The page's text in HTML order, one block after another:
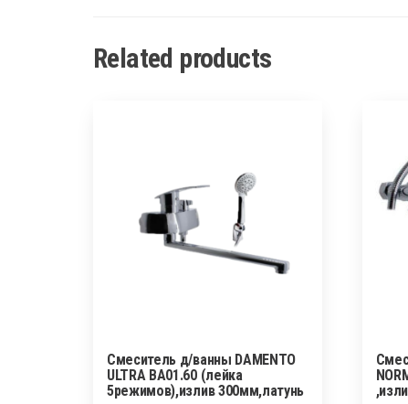
Related products
Смеситель д/ванны DAMENTO
ULTRA ВА01.60 (лейка
5режимов),излив 300мм,латунь